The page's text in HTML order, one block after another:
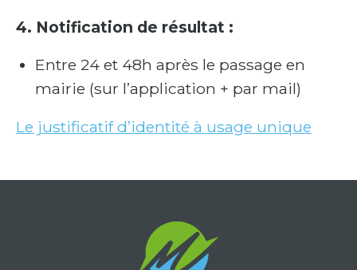
4. Notification de résultat :
Entre 24 et 48h après le passage en
mairie (sur l’application + par mail)
Le justificatif d’identité à usage unique